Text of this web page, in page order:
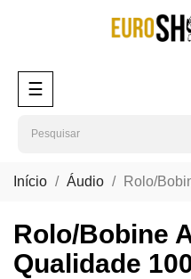
Toggle
navigation
☰
Início Áudio Rolo/
Rolo/Bobine
Qualidade